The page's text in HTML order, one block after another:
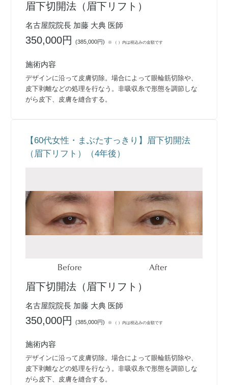
眉下切開法（眉下リフト）
名古屋院院長 加藤 大典 医師
350,000円(385,000円) ※ （ ）内は税込みの金額です
施術内容
デザインに沿って皮膚切除。場合によって眼輪筋切除や、
皮下剥離などの処理を行なう。非吸収糸で形態を調節しな
がら皮下、皮膚を縫合する。
【60代女性・まぶたすっきり】眉下切開法
（眉下リフト）（4年後）
Before After
眉下切開法（眉下リフト）
名古屋院院長 加藤 大典 医師
350,000円(385,000円) ※ （ ）内は税込みの金額です
施術内容
デザインに沿って皮膚切除。場合によって眼輪筋切除や、
皮下剥離などの処理を行なう。非吸収糸で形態を調節しな
がら皮下、皮膚を縫合する。